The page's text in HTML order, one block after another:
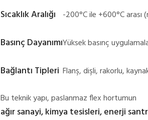
Sıcaklık Aralığı -200°C ile +600°C
Basınç DayanımıYüksek basınç
Bağlantı Tipleri Flanş, dişli, rakorlu,
Bu teknik yapı, paslanmaz flex hortumun
ağır sanayi, kimya tesisleri, enerji